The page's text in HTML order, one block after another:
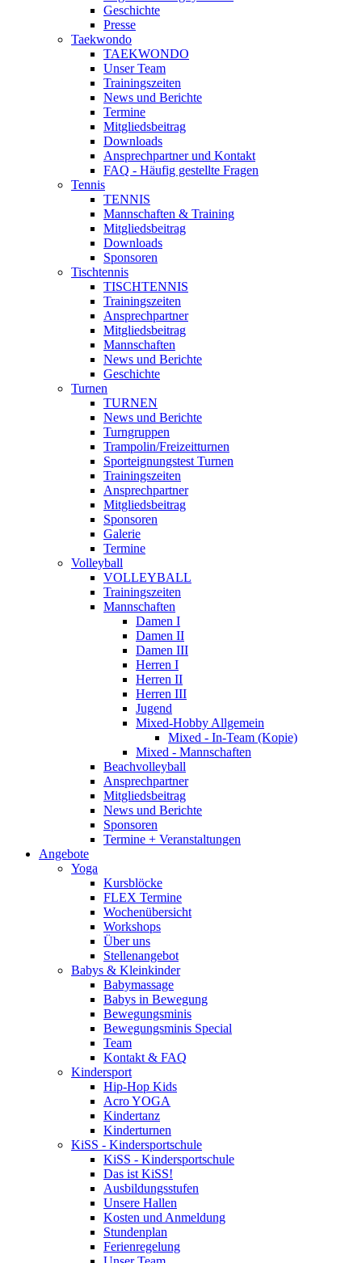
Geschichte
Presse
Taekwondo
TAEKWONDO
Unser Team
Trainingszeiten
News und Berichte
Termine
Mitgliedsbeitrag
Downloads
Ansprechpartner und Kontakt
FAQ - Häufig gestellte Fragen
Tennis
TENNIS
Mannschaften & Training
Mitgliedsbeitrag
Downloads
Sponsoren
Tischtennis
TISCHTENNIS
Trainingszeiten
Ansprechpartner
Mitgliedsbeitrag
Mannschaften
News und Berichte
Geschichte
Turnen
TURNEN
News und Berichte
Turngruppen
Trampolin/Freizeitturnen
Sporteignungstest Turnen
Trainingszeiten
Ansprechpartner
Mitgliedsbeitrag
Sponsoren
Galerie
Termine
Volleyball
VOLLEYBALL
Trainingszeiten
Mannschaften
Damen I
Damen II
Damen III
Herren I
Herren II
Herren III
Jugend
Mixed-Hobby Allgemein
Mixed - In-Team (Kopie)
Mixed - Mannschaften
Beachvolleyball
Ansprechpartner
Mitgliedsbeitrag
News und Berichte
Sponsoren
Termine + Veranstaltungen
Angebote
Yoga
Kursblöcke
FLEX Termine
Wochenübersicht
Workshops
Über uns
Stellenangebot
Babys & Kleinkinder
Babymassage
Babys in Bewegung
Bewegungsminis
Bewegungsminis Special
Team
Kontakt & FAQ
Kindersport
Hip-Hop Kids
Acro YOGA
Kindertanz
Kinderturnen
KiSS - Kindersportschule
KiSS - Kindersportschule
Das ist KiSS!
Ausbildungsstufen
Unsere Hallen
Kosten und Anmeldung
Stundenplan
Ferienregelung